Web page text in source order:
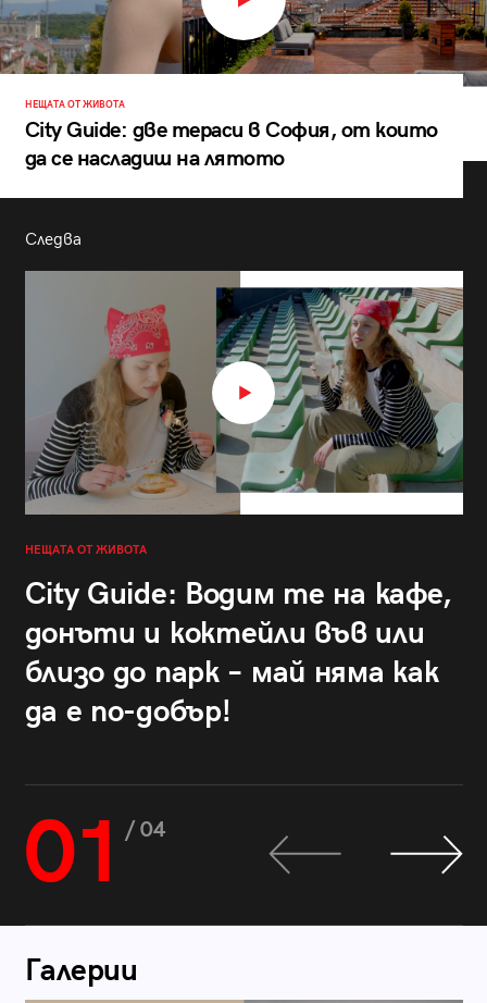
НЕЩАТА ОТ ЖИВОТА
City Guide: две тераси в София, от които
да се насладиш на лятото
Следва
НЕЩАТА ОТ ЖИВОТА
City Guide: Водим те на кафе,
донъти и коктейли във или
близо до парк – май няма как
да е по-добър!
01 / 04
Галерии